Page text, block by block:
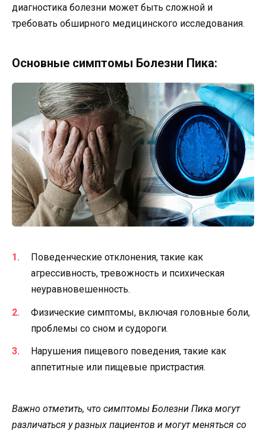
диагностика болезни может быть сложной и
требовать обширного медицинского исследования.
Основные симптомы Болезни Пика:
Поведенческие отклонения, такие как
агрессивность, тревожность и психическая
неуравновешенность.
Физические симптомы, включая головные боли,
проблемы со сном и судороги.
Нарушения пищевого поведения, такие как
аппетитные или пищевые пристрастия.
Важно отметить, что симптомы Болезни Пика могут
различаться у разных пациентов и могут меняться со